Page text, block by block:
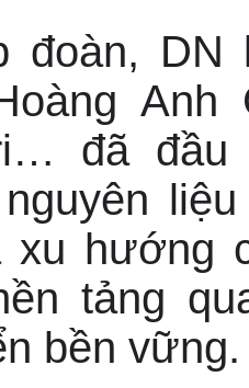
đoàn, DN
Anh
đã đầu
xu hướng
tảng
bền vững.